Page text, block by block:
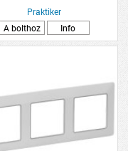
Praktiker
A bolthoz
Info